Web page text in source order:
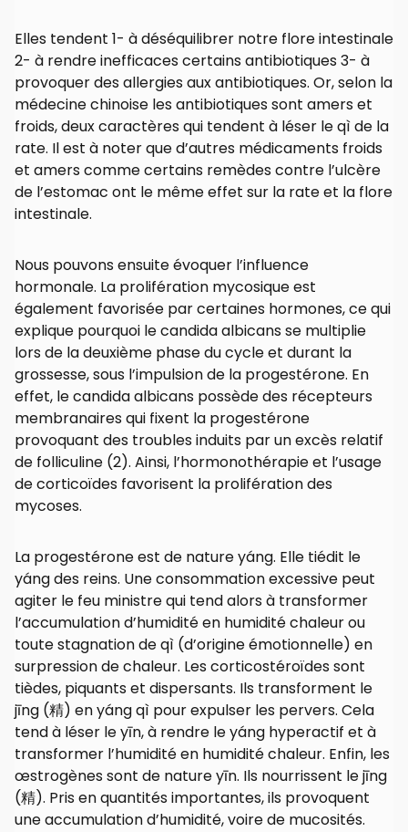
Elles tendent 1- à déséquilibrer notre flore intestinale
2- à rendre inefficaces certains antibiotiques 3- à
provoquer des allergies aux antibiotiques. Or, selon la
médecine chinoise les antibiotiques sont amers et
froids, deux caractères qui tendent à léser le qì de la
rate. Il est à noter que d’autres médicaments froids
et amers comme certains remèdes contre l’ulcère
de l’estomac ont le même effet sur la rate et la flore
intestinale.
Nous pouvons ensuite évoquer l’influence
hormonale. La prolifération mycosique est
également favorisée par certaines hormones, ce qui
explique pourquoi le candida albicans se multiplie
lors de la deuxième phase du cycle et durant la
grossesse, sous l’impulsion de la progestérone. En
effet, le candida albicans possède des récepteurs
membranaires qui fixent la progestérone
provoquant des troubles induits par un excès relatif
de folliculine (2). Ainsi, l’hormonothérapie et l’usage
de corticoïdes favorisent la prolifération des
mycoses.
La progestérone est de nature yáng. Elle tiédit le
yáng des reins. Une consommation excessive peut
agiter le feu ministre qui tend alors à transformer
l’accumulation d’humidité en humidité chaleur ou
toute stagnation de qì (d’origine émotionnelle) en
surpression de chaleur. Les corticostéroïdes sont
tièdes, piquants et dispersants. Ils transforment le
jīng (精) en yáng qì pour expulser les pervers. Cela
tend à léser le yīn, à rendre le yáng hyperactif et à
transformer l’humidité en humidité chaleur. Enfin, les
œstrogènes sont de nature yīn. Ils nourrissent le jīng
(精). Pris en quantités importantes, ils provoquent
une accumulation d’humidité, voire de mucosités.